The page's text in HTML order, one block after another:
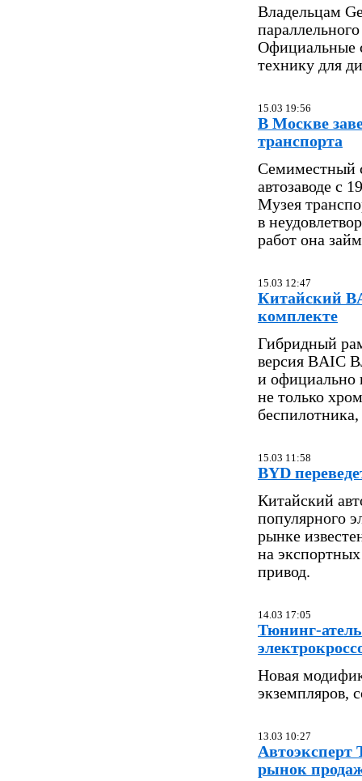
Владельцам
Официальные
технику для
15.03 19:56
В Москве
транспорта
Семиместный
автозаводе с
Музея
в
работ она
15.03 12:47
Китайский
комплекте
Гибридный
версия BAIC
и официально
не только
15.03 11:58
BYD
Китайский
популярного
рынке
на
привод.
14.03 17:05
Тюнинг-
Новая
экземпляров,
13.03 10:27
Автоэксперт
рынок